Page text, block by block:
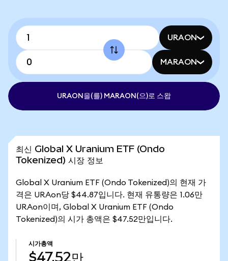
URAON
MARAON
URAON을(를) MARAON(으)로 스왑
최신 Global X Uranium ETF (Ondo
Tokenized) 시장 정보
Global X Uranium ETF (Ondo Tokenized)의 현재 가
격은 URAon당 $44.87입니다. 현재 유통량은 1.06만
URAon이며, Global X Uranium ETF (Ondo
Tokenized)의 시가 총액은 $47.52만입니다.
시가총액
$47.52만